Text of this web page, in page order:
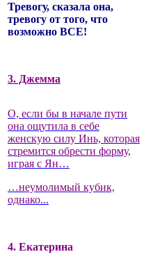
Тревогу, сказала она,
тревогу от того, что
возможно ВСЕ!
3. Джемма
О, если бы в начале пути
она ощутила в себе
женскую силу Инь, которая
стремится обрести форму,
играя с Ян…
…неумолимый кубик,
однако...
4. Екатерина